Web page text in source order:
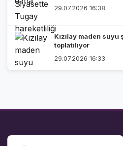
29.07.2026 16:38
Kızılay maden suyu
toplatılıyor
29.07.2026 16:33